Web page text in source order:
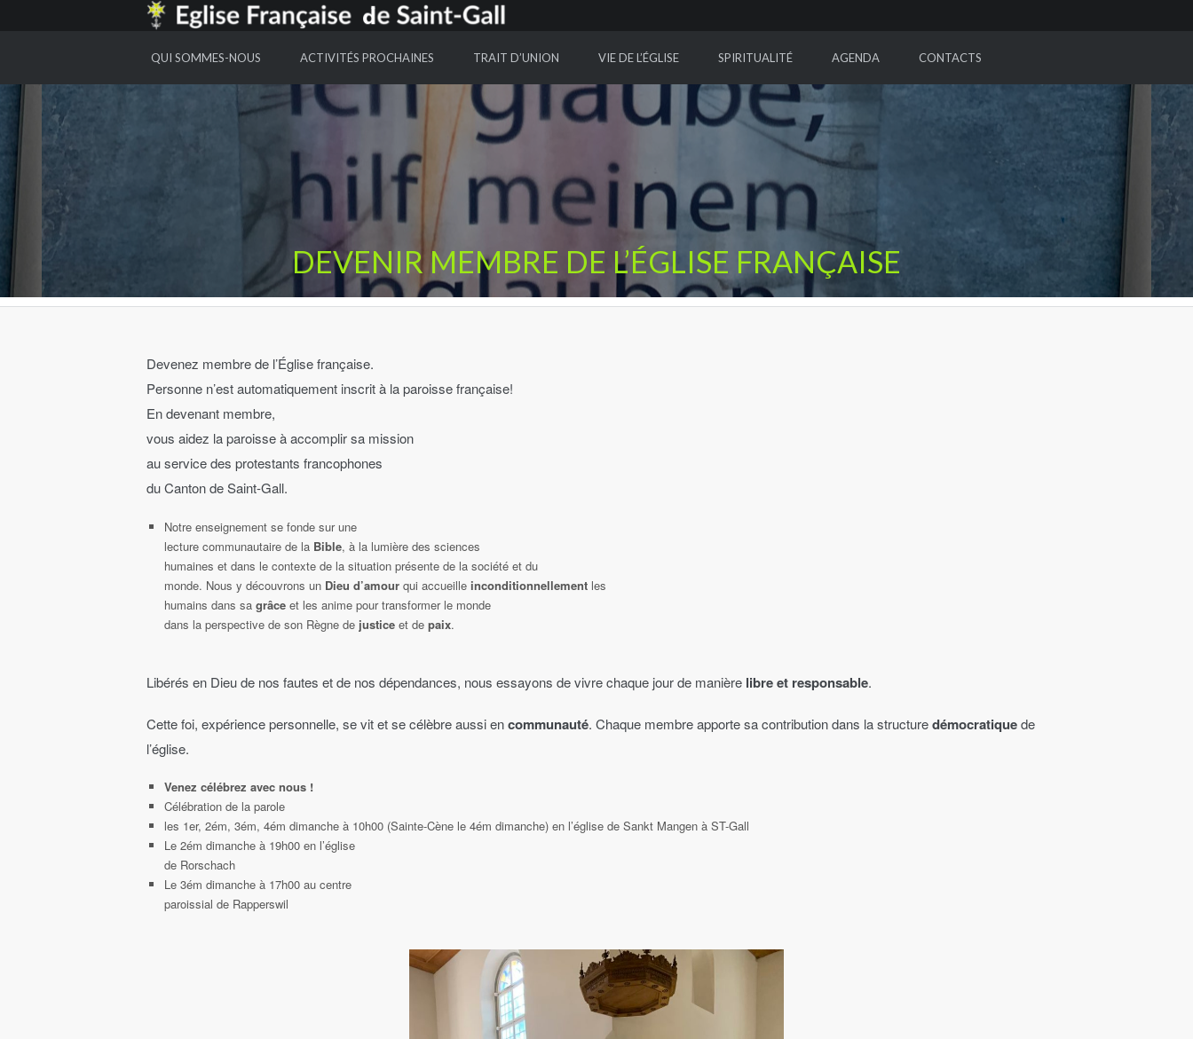
EGLISE FRANCAISE DE SAINT GALL
QUI SOMMES-NOUS ACTIVITÉS PROCHAINES TRAIT D’UNION VIE DE L’ÉGLISE SPIRITUALITÉ AGENDA CONTACTS
DEVENIR MEMBRE DE L’ÉGLISE FRANÇAISE
Devenez membre de l’Église française.
Personne n’est automatiquement inscrit à la paroisse française!
En devenant membre,
vous aidez la paroisse à accomplir sa mission
au service des protestants francophones
du Canton de Saint-Gall.
Notre enseignement se fonde sur une
lecture communautaire de la Bible, à la lumière des sciences
humaines et dans le contexte de la situation présente de la société et du
monde. Nous y découvrons un Dieu d’amourqui accueille inconditionnellementles
humains dans sa grâceet les anime pour transformer le monde
dans la perspective de son Règne de justiceet de paix.
Libérés en Dieu de nos fautes et de nos dépendances, nous essayons de vivre chaque jour de manière libre et responsable.
Cette foi, expérience personnelle, se vit et se célèbre aussi encommunauté. Chaque membre apporte sa contribution dans la structuredémocratiquede
l’église.
Venez célébrez avec nous !
Célébration de la parole
les 1er, 2ém, 3ém, 4ém dimanche à 10h00 (Sainte-Cène le 4ém dimanche) en l’église de Sankt Mangen à ST-Gall
Le 2ém dimanche à 19h00 en l’église
de Rorschach
Le 3ém dimanche à 17h00 au centre
paroissial de Rapperswil